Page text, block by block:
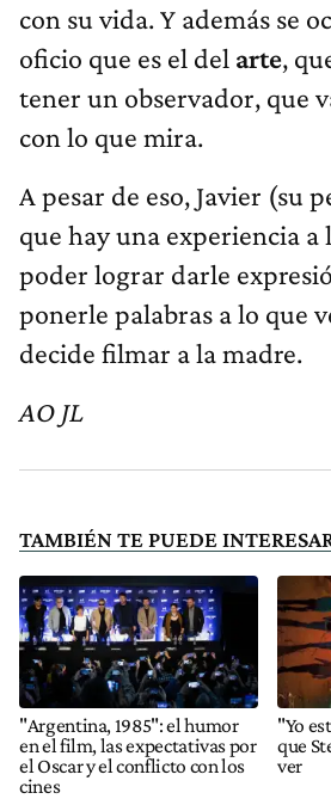
con su vida. Y además se
oficio que es el del arte,
tener un observador, que
con lo que mira.
A pesar de eso, Javier (su
que hay una experiencia a
poder lograr darle
ponerle palabras a lo que
decide filmar a la madre.
AO JL
TAMBIÉN TE PUEDE
"Argentina, 1985": el humor
en el film, las expectativas por
el Oscar y el conflicto con los
cines
"Yo
que
ver